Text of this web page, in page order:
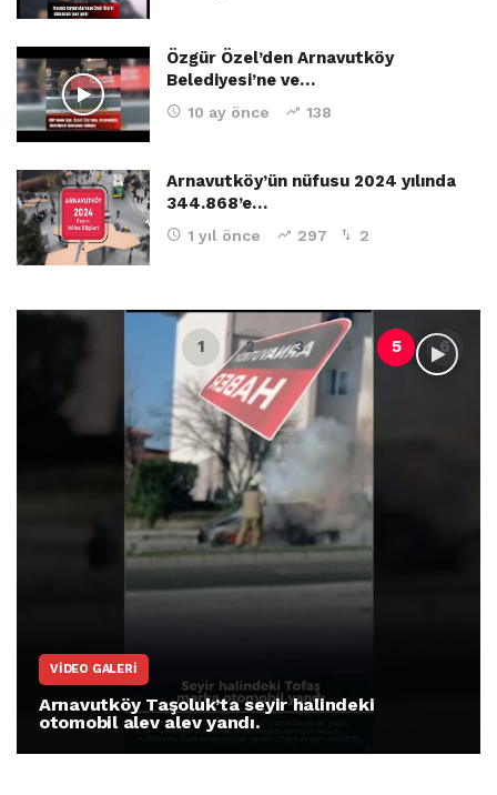
Özgür Özel’den Arnavutköy
Belediyesi’ne ve…
10 ay önce 138
Arnavutköy’ün nüfusu 2024 yılında
344.868’e…
1 yıl önce 297 2
VIDEO GALERI
Arnavutköy Taşoluk’ta seyir halindeki
otomobil alev alev yandı.